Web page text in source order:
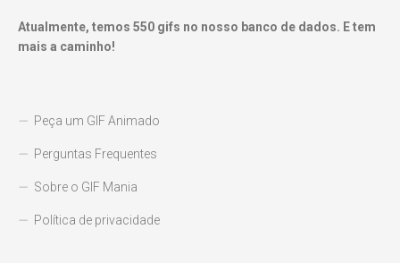
Atualmente, temos 550 gifs no nosso banco de dados. E tem
mais a caminho!
Peça um GIF Animado
Perguntas Frequentes
Sobre o GIF Mania
Política de privacidade